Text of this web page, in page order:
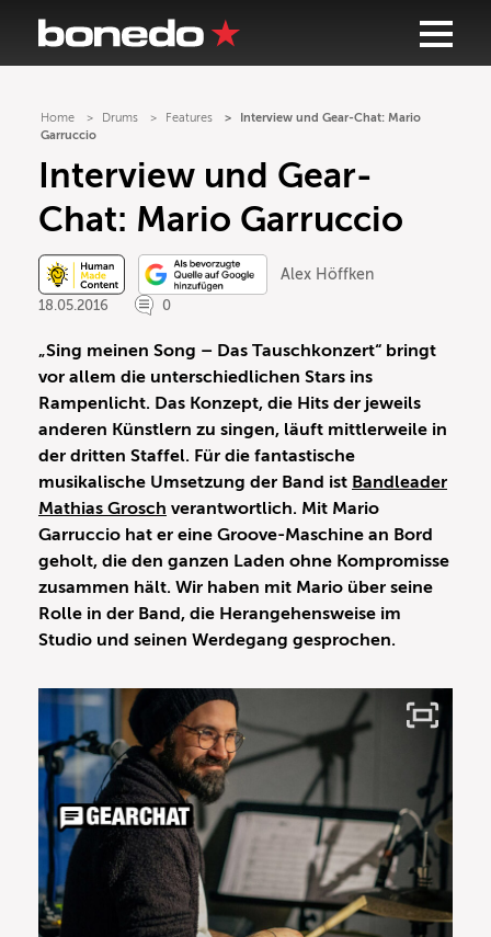
Home Drums Features
Interview und Gear-Chat: Mario
Garruccio
Interview und Gear-
Chat: Mario Garruccio
Alex Höffken
18.05.2016
0
„Sing meinen Song – Das Tauschkonzert“ bringt
vor allem die unterschiedlichen Stars ins
Rampenlicht. Das Konzept, die Hits der jeweils
anderen Künstlern zu singen, läuft mittlerweile in
der dritten Staffel. Für die fantastische
musikalische Umsetzung der Band ist Bandleader
Mathias Grosch verantwortlich. Mit Mario
Garruccio hat er eine Groove-Maschine an Bord
geholt, die den ganzen Laden ohne Kompromisse
zusammen hält. Wir haben mit Mario über seine
Rolle in der Band, die Herangehensweise im
Studio und seinen Werdegang gesprochen.